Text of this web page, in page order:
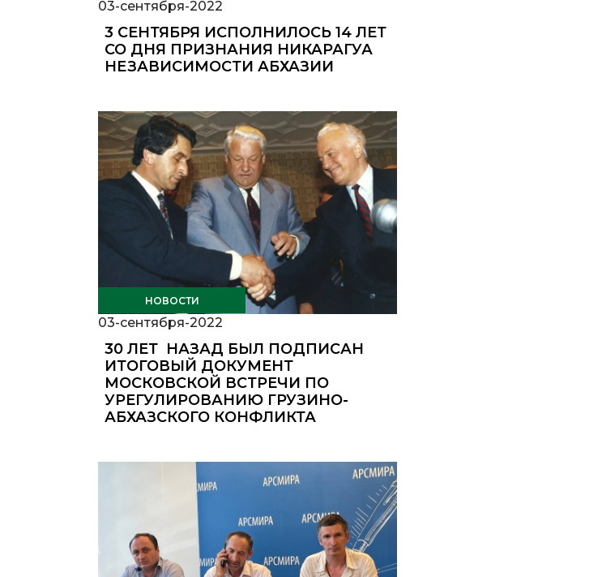
03-сентября-2022
3 СЕНТЯБРЯ ИСПОЛНИЛОСЬ 14 ЛЕТ
СО ДНЯ ПРИЗНАНИЯ НИКАРАГУА
НЕЗАВИСИМОСТИ АБХАЗИИ
НОВОСТИ
03-сентября-2022
30 ЛЕТ НАЗАД БЫЛ ПОДПИСАН
ИТОГОВЫЙ ДОКУМЕНТ
МОСКОВСКОЙ ВСТРЕЧИ ПО
УРЕГУЛИРОВАНИЮ ГРУЗИНО-
АБХАЗСКОГО КОНФЛИКТА